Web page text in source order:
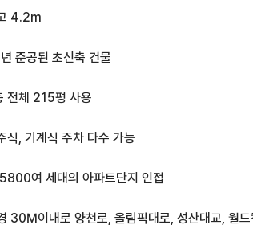
4.2m
준공된 초신축 건물
전체 215평 사용
식, 기계식 주차 다수 가능
여 세대의 아파트단지 인접
30M이내로 양천로, 올림픽대로, 성산대교, 월